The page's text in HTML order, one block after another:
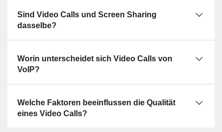
Sind Video Calls und Screen Sharing
dasselbe?
Worin unterscheidet sich Video Calls von
VoIP?
Welche Faktoren beeinflussen die Qualität
eines Video Calls?